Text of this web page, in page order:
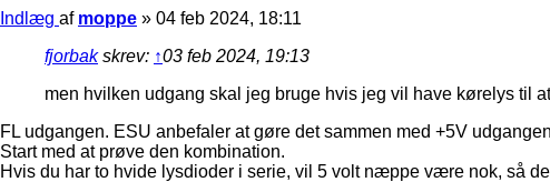
Indlæg af moppe » 04 feb 2024, 18:11
fjorbakskrev: ↑03 feb 2024, 19:13
men hvilken udgang skal jeg bruge hvis jeg vil have kørelys til
FL udgangen. ESU anbefaler at gøre det sammen med +5V
Start med at prøve den kombination.
Hvis du har to hvide lysdioder i serie, vil 5 volt næppe være nok, så